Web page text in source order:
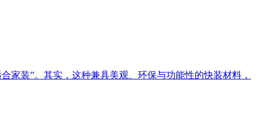
家装”。其实，这种兼具美观、环保与功能性的快装材料，